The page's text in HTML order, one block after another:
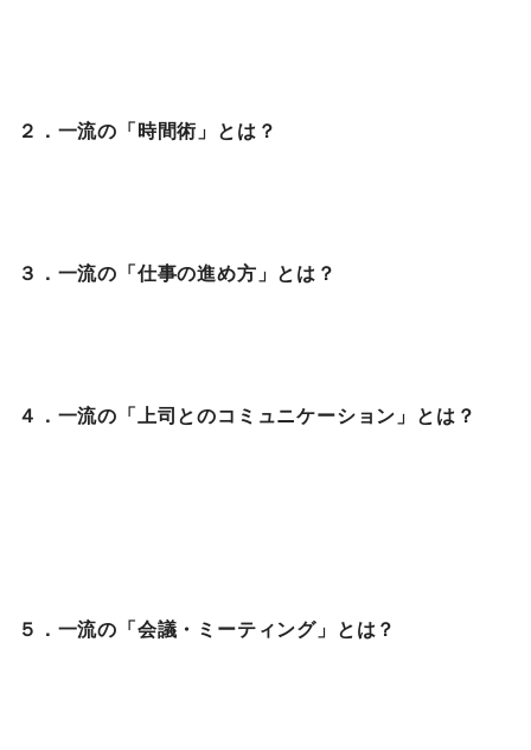
２．一流の「時間術」とは？
３．一流の「仕事の進め方」とは？
４．一流の「上司とのコミュニケーション」とは？
５．一流の「会議・ミーティング」とは？